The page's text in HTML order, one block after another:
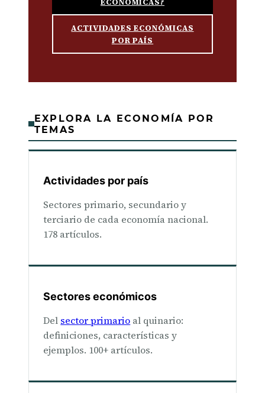
ACTIVIDADES ECONÓMICAS
POR PAÍS
EXPLORA LA ECONOMÍA POR
TEMAS
Actividades por país
Sectores primario, secundario y
terciario de cada economía nacional.
178 artículos.
Sectores económicos
Del sector primario al quinario:
definiciones, características y
ejemplos. 100+ artículos.